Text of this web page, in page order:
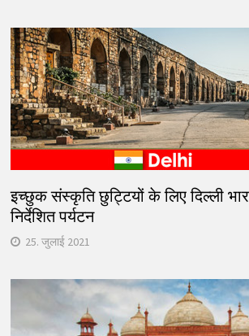
इच्छुक संस्कृति छुट्टियों के लिए दिल्ली
निर्देशित पर्यटन
25. जुलाई 2021